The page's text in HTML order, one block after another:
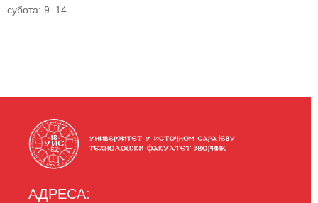
субота: 9–14
АДРЕСА: